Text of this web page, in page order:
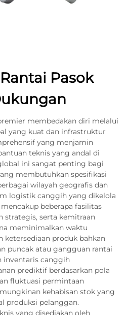
Pasok
membedakan diri melalui
yang kuat dan infrastruktur
yang menjamin
teknis yang andal di
ini sangat penting bagi
membutuhkan spesifikasi
wilayah geografis dan
logistik canggih yang dikelola
beberapa fasilitas
strategis, serta kemitraan
meminimalkan waktu
produk bahkan
puncak atau gangguan rantai
inventaris canggih
prediktif berdasarkan pola
fluktuasi permintaan
kehabisan stok yang
produksi pelanggan.
yang disediakan oleh